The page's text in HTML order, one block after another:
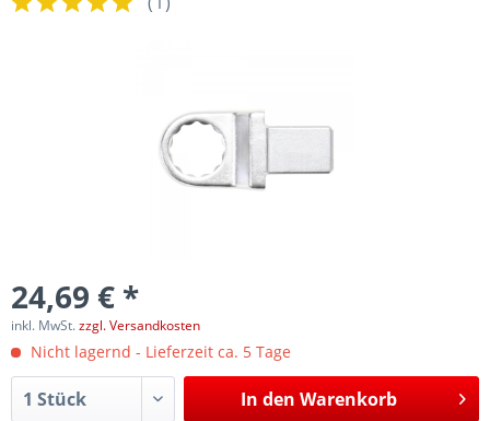
24,69 € *
inkl. MwSt.zzgl. Versandkosten
Nicht lagernd - Lieferzeit ca. 5 Tage
In den Warenkorb